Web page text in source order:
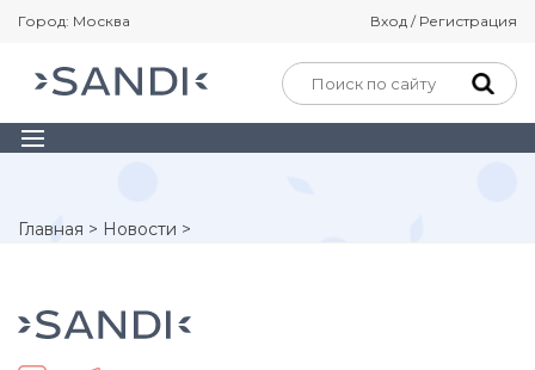
Город: Москва Вход / Регистрация
Главная > Новости >